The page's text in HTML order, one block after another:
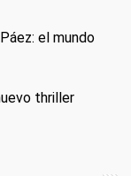
el mundo
thriller